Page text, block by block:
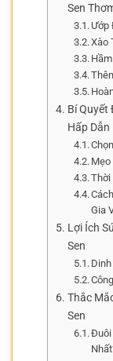
Sen
Ướp
Xào
Bí Quyết
Hấp Dẫn
Mẹo
Thời
Gia
Lợi Ích
Sen
Thắc
Sen
Đuôi